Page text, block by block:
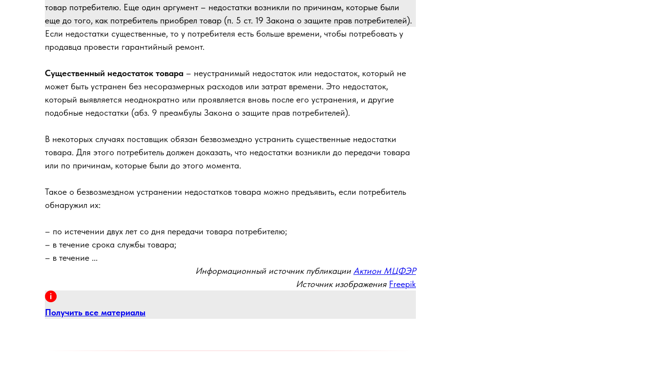
товар потребителю. Еще один аргумент – недостатки возникли по причинам, которые были
еще до того, как потребитель приобрел товар (п. 5 ст. 19 Закона о защите прав потребителей).
Если недостатки существенные, то у потребителя есть больше времени, чтобы потребовать у
продавца провести гарантийный ремонт.
Существенный недостаток товара – неустранимый недостаток или недостаток, который не
может быть устранен без несоразмерных расходов или затрат времени. Это недостаток,
который выявляется неоднократно или проявляется вновь после его устранения, и другие
подобные недостатки (абз. 9 преамбулы Закона о защите прав потребителей).
В некоторых случаях поставщик обязан безвозмездно устранить существенные недостатки
товара. Для этого потребитель должен доказать, что недостатки возникли до передачи товара
или по причинам, которые были до этого момента.
Такое о безвозмездном устранении недостатков товара можно предъявить, если потребитель
обнаружил их:
– по истечении двух лет со дня передачи товара потребителю;
– в течение срока службы товара;
– в течение ...
Информационный источник публикации Актион МЦФЭР
Источник изображения Freepik
Получить все материалы